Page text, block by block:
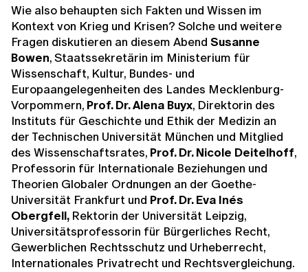
Wie also behaupten sich Fakten und Wissen im
Kontext von Krieg und Krisen? Solche und weitere
Fragen diskutieren an diesem Abend Susanne
Bowen, Staatssekretärin im Ministerium für
Wissenschaft, Kultur, Bundes- und
Europaangelegenheiten des Landes Mecklenburg-
Vorpommern, Prof. Dr. Alena Buyx, Direktorin des
Instituts für Geschichte und Ethik der Medizin an
der Technischen Universität München und Mitglied
des Wissenschaftsrates, Prof. Dr. Nicole Deitelhoff,
Professorin für Internationale Beziehungen und
Theorien Globaler Ordnungen an der Goethe-
Universität Frankfurt und Prof. Dr. Eva Inés
Obergfell, Rektorin der Universität Leipzig,
Universitätsprofessorin für Bürgerliches Recht,
Gewerblichen Rechtsschutz und Urheberrecht,
Internationales Privatrecht und Rechtsvergleichung.